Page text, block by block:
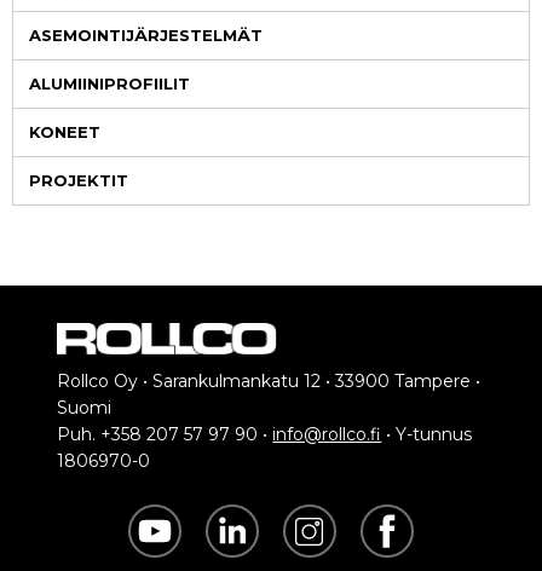
ASEMOINTIJÄRJESTELMÄT
ALUMIINIPROFIILIT
KONEET
PROJEKTIT
Rollco Oy • Sarankulmankatu 12 • 33900 Tampere •
Suomi
Puh. +358 207 57 97 90 •info@rollco.fi • Y-tunnus
1806970-0